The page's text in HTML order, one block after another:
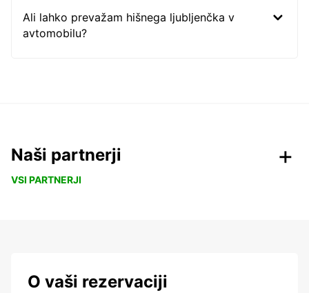
Ali lahko prevažam hišnega ljubljenčka v
avtomobilu?
Naši partnerji
VSI PARTNERJI
O vaši rezervaciji